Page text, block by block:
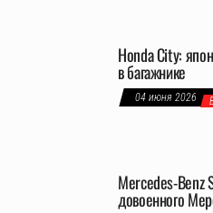
Honda City:
в багажнике
04 июня 2026
Mercedes-Benz
довоенного